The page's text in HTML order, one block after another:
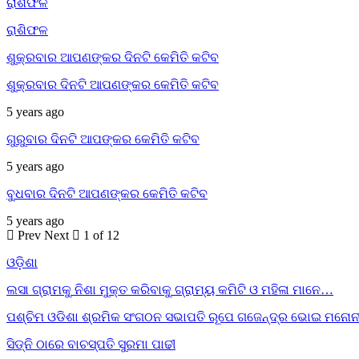
ରାଶିଫଳ
ଶୁକ୍ରବାର ଆପଣଙ୍କର ଦିନଟି କେମିତି କଟିବ
ଶୁକ୍ରବାର ଦିନଟି ଆପଣଙ୍କର କେମିତି କଟିବ
5 years ago
ଗୁରୁବାର ଦିନଟି ଆପଙ୍କର କେମିତି କଟିବ
5 years ago
ବୁଧବାର ଦିନଟି ଆପଣଙ୍କର କେମିତି କଟିବ
5 years ago
Prev Next
1 of 12
ଓଡ଼ିଶା
ଲସା ଗ୍ରାମକୁ ନିଶା ମୁକ୍ତ କରିବାକୁ ଗ୍ରାମ୍ୟ କମିଟି ଓ ମହିଳା ମାନେ…
ପଶ୍ଚିମ ଓଡିଶା ଶ୍ରମିକ ସଂଗଠନ ସଭାପତି ରୂପେ ଗଜେନ୍ଦ୍ର ଭୋଇ
ସିଡ୍‌ନି ଠାରେ ବାଚସ୍ପତି ସୁରମା ପାଢୀ